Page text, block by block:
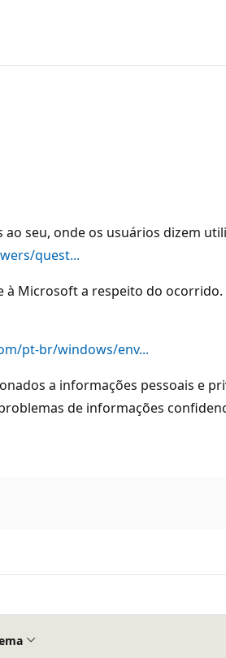
seu, onde os usuários dizem
quest...
Microsoft a respeito do
pt-br/windows/env...
a informações pessoais e
de informações